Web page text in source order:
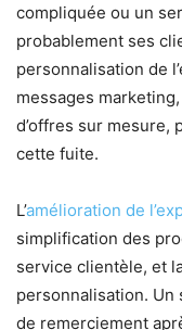
compliquée ou un
probablement ses
personnalisation de
messages
d’offres sur mesure,
cette fuite.
L’amélioration de
simplification des
service clientèle, et
personnalisation. Un
de remerciement